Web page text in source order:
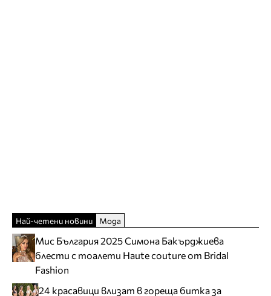
Най-четени новини Мода
Мис България 2025 Симона Бакърджиева
блести с тоалети Haute couture от Bridal
Fashion
24 красавици влизат в гореща битка за